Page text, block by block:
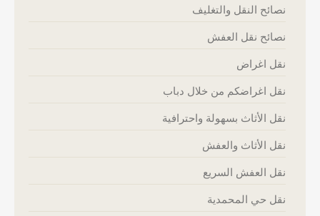
نصائح النقل والتغليف
نصائح نقل العفش
نقل اغراض
نقل اغراضكم من خلال دباب
نقل الأثاث بسهولة واحترافية
نقل الأثاث والعفش
نقل العفش السريع
نقل حي المحمدية